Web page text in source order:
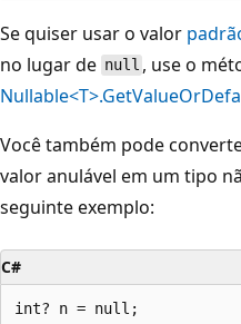
Se quiser usar o valor
no lugar de null , use o
Você também pode
valor anulável em um tipo
seguinte exemplo:
C#
int? n = null;